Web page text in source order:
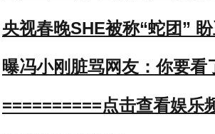
央视春晚SHE被称“蛇团”
曝冯小刚脏骂网友：你要看
==========点击查看娱乐